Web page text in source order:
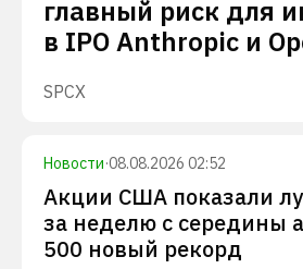
главный риск для
в IPO Anthropic и
SPCX
Новости·08.08.2026 02:52
Акции США показали
за неделю с середины
500 новый рекорд